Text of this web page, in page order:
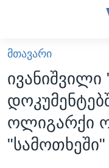
გადადით
მთავარზე
გადადით
მთავარ
ნავიგაციაზე
გადადით
ძიებაზე
ᲐᲮᲐᲚᲘ ᲐᲛᲑᲔᲑᲘ
ᲡᲐᲥᲐᲠᲗᲕᲔᲚᲝ
ᲐᲨᲨ
ᲐᲨᲨ-ᲘᲡ ᲐᲠᲩᲔᲕᲜᲔᲑᲘ
ᲛᲗᲐᲕᲐᲠᲘ
ოლიგარქი
"სამოთხეში"